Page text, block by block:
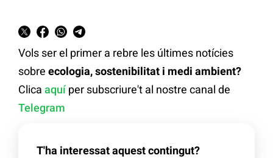
Vols ser el primer a rebre les últimes notícies
sobre ecologia, sostenibilitat i medi ambient?
Clica aquí per subscriure't al nostre canal de
Telegram
T'ha interessat aquest contingut?